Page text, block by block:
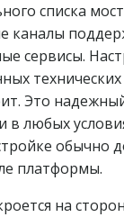
списка
каналы
сервисы.
Это
в любых
обычно
платформы.
на